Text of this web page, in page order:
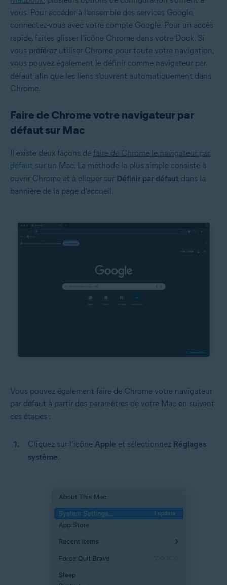
vous. Pour accéder à l’ensemble des services Google,
connectez-vous avec votre compte Google. Pour un accès
rapide, faites glisser l’icône Chrome dans votre Dock. Si
vous préférez utiliser Chrome pour toute votre navigation,
vous pouvez également le définir comme navigateur par
défaut afin que les liens s’ouvrent automatiquement dans
Chrome.
Faire de Chrome votre navigateur par
défaut sur Mac
Il existe deux façons de faire de Chrome le navigateur par
défaut sur un Mac. La méthode la plus simple consiste à
ouvrir Chrome et à cliquer sur Définir par défaut dans la
bannière de la page d’accueil.
Vous pouvez également faire de Chrome votre navigateur
par défaut à partir des paramètres de votre Mac en suivant
ces étapes :
Cliquez sur l’icône Apple et sélectionnez Réglages
système.